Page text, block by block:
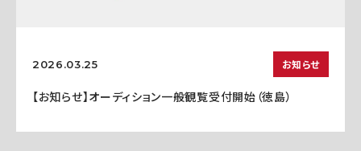
2026.03.25 お知らせ
【お知らせ】オーディション一般観覧受付開始（徳島）